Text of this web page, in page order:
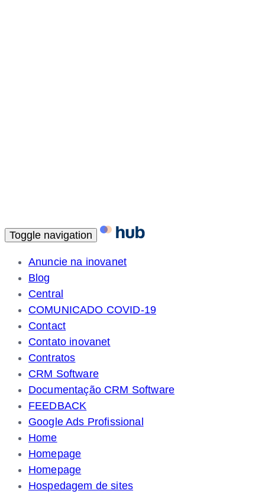
Toggle navigation
Anuncie na inovanet
Blog
Central
COMUNICADO COVID-19
Contact
Contato inovanet
Contratos
CRM Software
Documentação CRM Software
FEEDBACK
Google Ads Profissional
Home
Homepage
Homepage
Hospedagem de sites